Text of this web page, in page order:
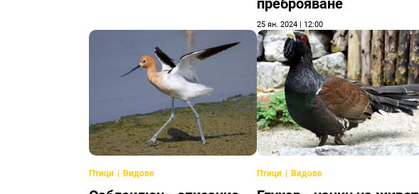
преброяване
25 ян. 2024 | 12:00
Птици Видове Птици Видове